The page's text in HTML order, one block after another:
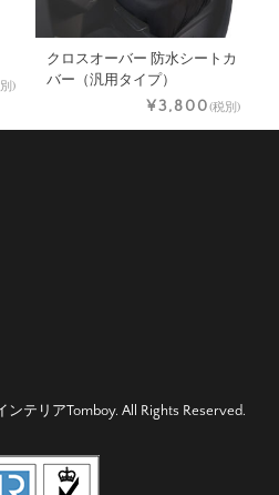
)
クロスオーバー 防水シートカ
バー（汎用タイプ）
¥3,800(税別)
テリアTomboy. All Rights Reserved.